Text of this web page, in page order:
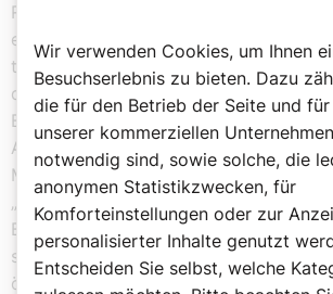
Reich greift Leo die unter Ökonomen
eingestufte Rede von der „Diktatur
tötet“ (Franziskus) auf. Warum stellt er
dass die Marktwirtschaft überhaupt
Bedingungen geschaffen hat, das
Armut zu lösen, und votiert für eine
Marktwirtschaft, wie das Papst
„Centesimus annus“ (1991) getan hat?
Bekämpfung der Armut, das schärft
sind neben wirtschaftlichen auch
ökologische Gesichtspunkte zu
Wir verwenden Cookies, um Ihnen
Besuchserlebnis zu bieten. Dazu
die für den Betrieb der Seite und
unserer kommerziellen
notwendig sind, sowie solche, die
anonymen Statistikzwecken, für
Komforteinstellungen oder zur
personalisierter Inhalte genutzt
Entscheiden Sie selbst, welche